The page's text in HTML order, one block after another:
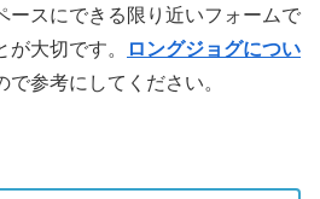
ースにできる限り近いフォームで
大切です。
ロングジョグについ
で参考にしてください。